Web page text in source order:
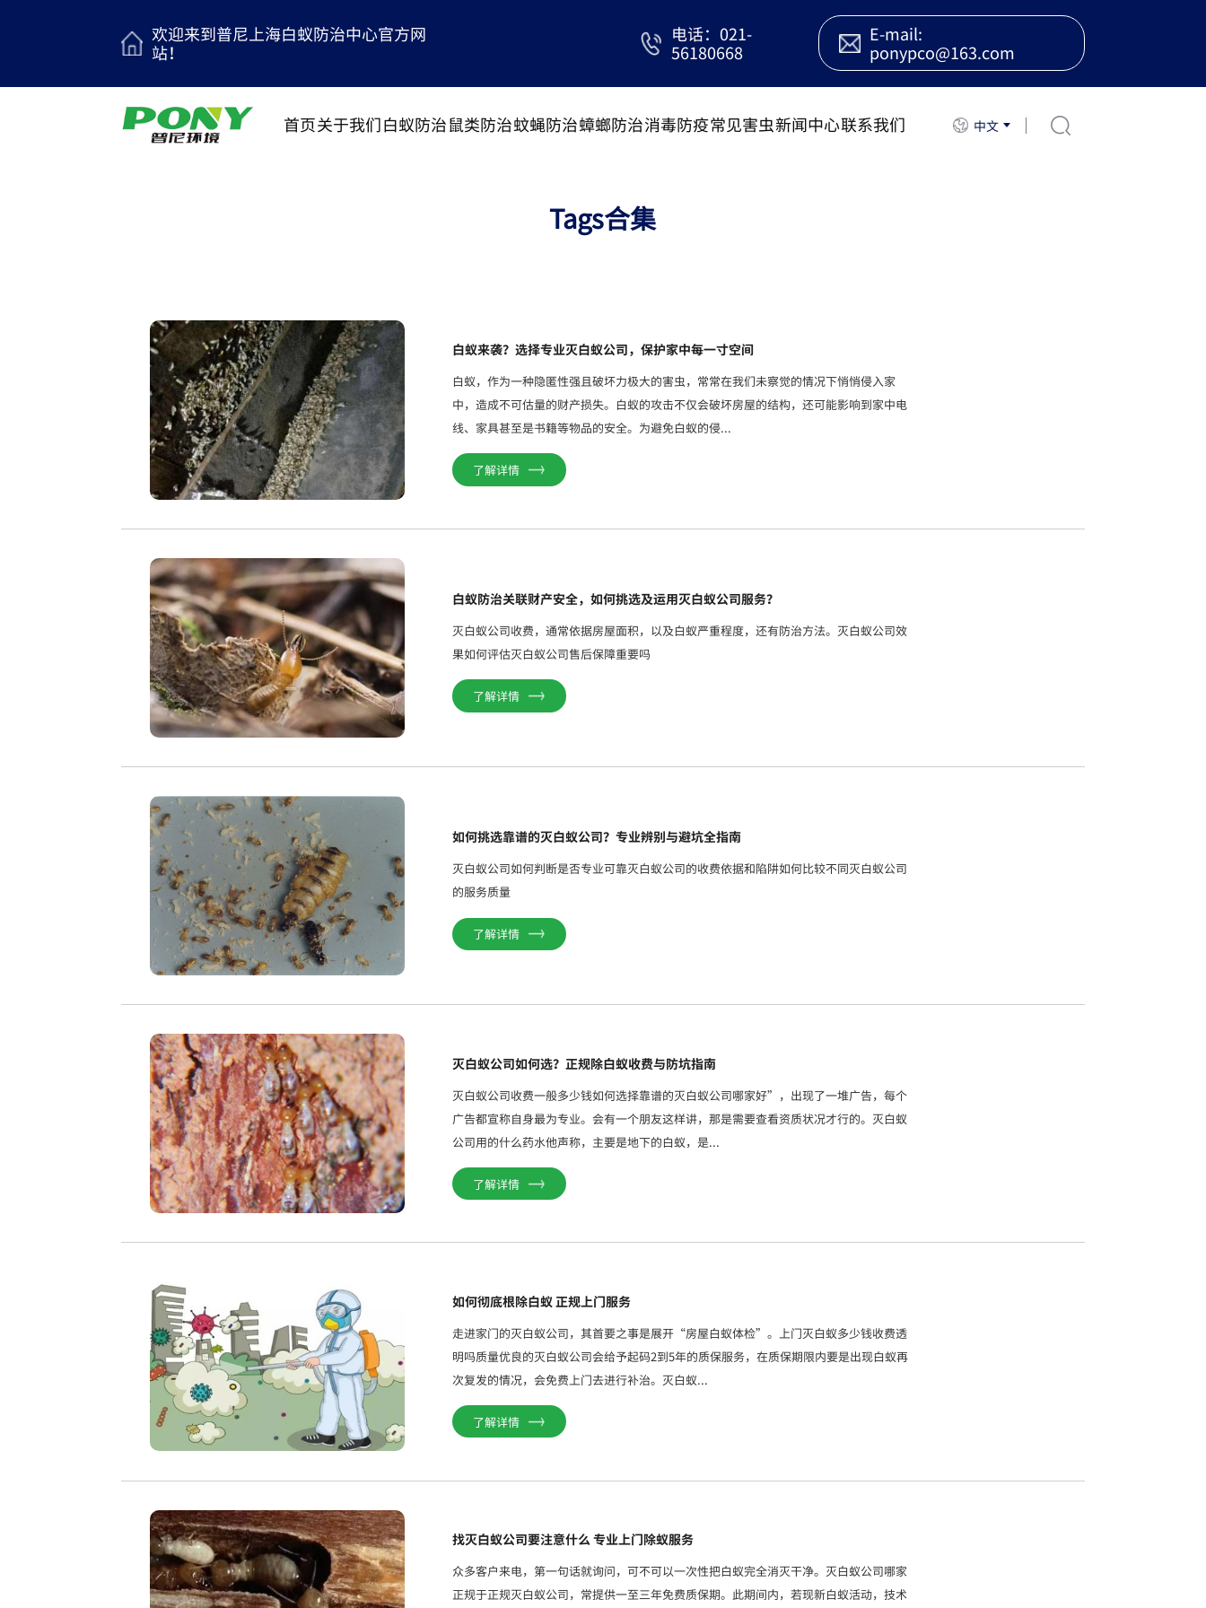
欢迎来到普尼上海白蚁防治中心官方网
站！
电话：021-
56180668
E-mail:
ponypco@163.com
首页关于我们白蚁防治鼠类防治蚊蝇防治蟑螂防治消毒防疫常见害虫新闻中心联系我们 中文
Tags合集
白蚁来袭？选择专业灭白蚁公司，保护家中每一寸空间
白蚁，作为一种隐匿性强且破坏力极大的害虫，常常在我们未察觉的情况下悄悄侵入家
中，造成不可估量的财产损失。白蚁的攻击不仅会破坏房屋的结构，还可能影响到家中电
线、家具甚至是书籍等物品的安全。为避免白蚁的侵...
了解详情
白蚁防治关联财产安全，如何挑选及运用灭白蚁公司服务？
灭白蚁公司收费，通常依据房屋面积，以及白蚁严重程度，还有防治方法。灭白蚁公司效
果如何评估灭白蚁公司售后保障重要吗
了解详情
如何挑选靠谱的灭白蚁公司？专业辨别与避坑全指南
灭白蚁公司如何判断是否专业可靠灭白蚁公司的收费依据和陷阱如何比较不同灭白蚁公司
的服务质量
了解详情
灭白蚁公司如何选？正规除白蚁收费与防坑指南
灭白蚁公司收费一般多少钱如何选择靠谱的灭白蚁公司哪家好”，出现了一堆广告，每个
广告都宣称自身最为专业。会有一个朋友这样讲，那是需要查看资质状况才行的。灭白蚁
公司用的什么药水他声称，主要是地下的白蚁，是...
了解详情
如何彻底根除白蚁 正规上门服务
走进家门的灭白蚁公司，其首要之事是展开“房屋白蚁体检”。上门灭白蚁多少钱收费透
明吗质量优良的灭白蚁公司会给予起码2到5年的质保服务，在质保期限内要是出现白蚁再
次复发的情况，会免费上门去进行补治。灭白蚁...
了解详情
找灭白蚁公司要注意什么 专业上门除蚁服务
众多客户来电，第一句话就询问，可不可以一次性把白蚁完全消灭干净。灭白蚁公司哪家
正规于正规灭白蚁公司，常提供一至三年免费质保期。此期间内，若现新白蚁活动，技术